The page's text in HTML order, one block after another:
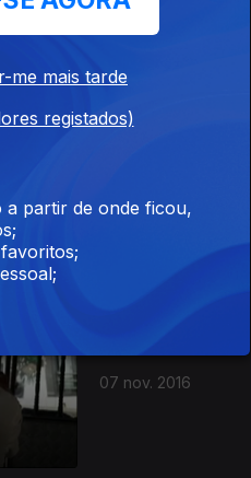
07 nov. 2016
me mais tarde
registados)
a partir de onde ficou,